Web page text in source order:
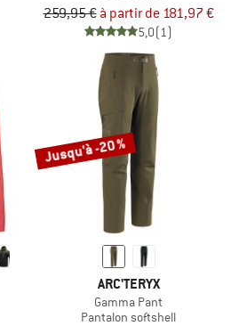
259,95 € à partir de 181,97 €
5,0(1)
Jusqu'à -20 %
ARC'TERYX
Gamma Pant
Pantalon softshell